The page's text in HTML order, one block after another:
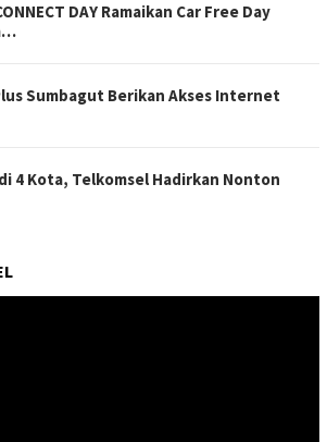
DAY Ramaikan Car Free Day
Sumbagut Berikan Akses Internet
4 Kota, Telkomsel Hadirkan Nonton